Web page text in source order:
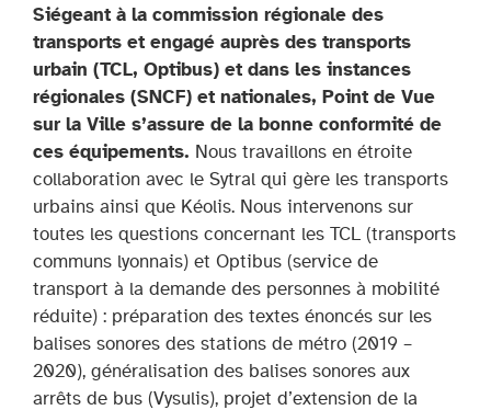
Siégeant à la commission régionale des
transports et engagé auprès des transports
urbain (TCL, Optibus) et dans les instances
régionales (SNCF) et nationales, Point de Vue
sur la Ville s’assure de la bonne conformité de
ces équipements. Nous travaillons en étroite
collaboration avec le Sytral qui gère les transports
urbains ainsi que Kéolis. Nous intervenons sur
toutes les questions concernant les TCL (transports
communs lyonnais) et Optibus (service de
transport à la demande des personnes à mobilité
réduite) : préparation des textes énoncés sur les
balises sonores des stations de métro (2019 –
2020), généralisation des balises sonores aux
arrêts de bus (Vysulis), projet d’extension de la